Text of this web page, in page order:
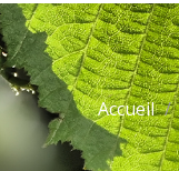
Accueil